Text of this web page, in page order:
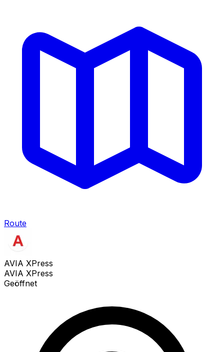
Route
AVIA XPress
AVIA XPress
Geöffnet